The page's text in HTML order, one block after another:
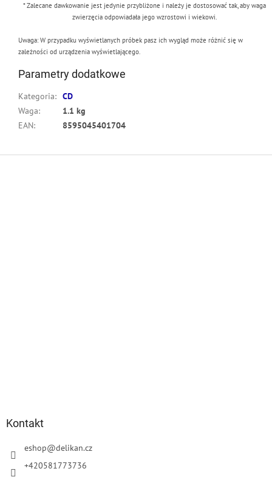
* Zalecane dawkowanie jest jedynie przybliżone i należy je dostosować tak, aby waga
zwierzęcia odpowiadała jego wzrostowi i wiekowi.
Uwaga: W przypadku wyświetlanych próbek pasz ich wygląd może różnić się w
zależności od urządzenia wyświetlającego.
Parametry dodatkowe
Kategoria: CD
Waga:
1.1 kg
EAN: 8595045401704
Kontakt
eshop@delikan.cz
+420581773736